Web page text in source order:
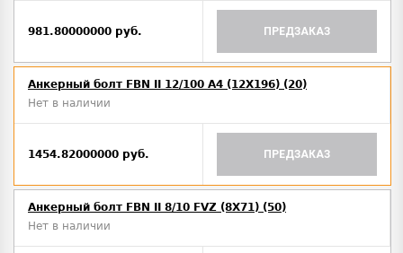
981.80000000 руб. ПРЕДЗАКАЗ
Анкерный болт FBN II 12/100 A4 (12X196) (20)
Нет в наличии
1454.82000000 руб. ПРЕДЗАКАЗ
Анкерный болт FBN II 8/10 FVZ (8X71) (50)
Нет в наличии